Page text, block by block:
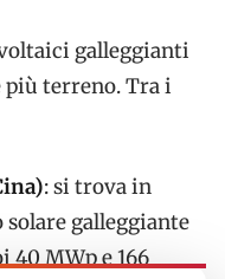
galleggianti
più terreno. Tra i
: si trova in
galleggiante
40 MWp e 166